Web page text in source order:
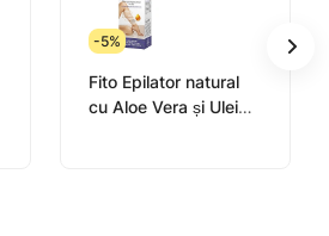
-5%
Fito Epilator natural
cu Aloe Vera și Ulei